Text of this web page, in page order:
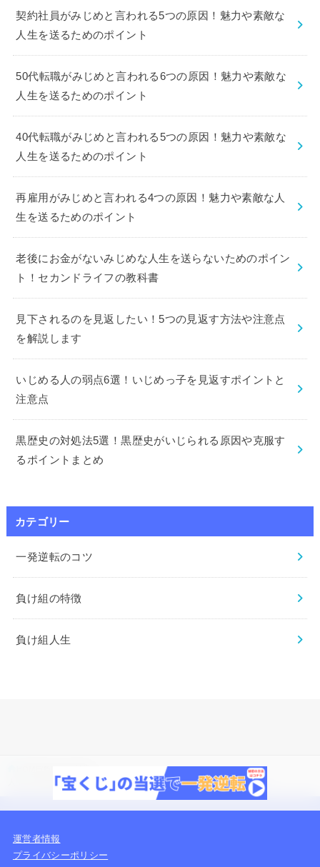
契約社員がみじめと言われる5つの原因！魅力や素敵な
人生を送るためのポイント
50代転職がみじめと言われる6つの原因！魅力や素敵な
人生を送るためのポイント
40代転職がみじめと言われる5つの原因！魅力や素敵な
人生を送るためのポイント
再雇用がみじめと言われる4つの原因！魅力や素敵な人
生を送るためのポイント
老後にお金がないみじめな人生を送らないためのポイン
ト！セカンドライフの教科書
見下されるのを見返したい！5つの見返す方法や注意点
を解説します
いじめる人の弱点6選！いじめっ子を見返すポイントと
注意点
黒歴史の対処法5選！黒歴史がいじられる原因や克服す
るポイントまとめ
カテゴリー
一発逆転のコツ
負け組の特徴
負け組人生
人生どん底の40代女性に多い特徴4選！40代女性が這い上がる方法まとめ
運営者情報
プライバシーポリシー